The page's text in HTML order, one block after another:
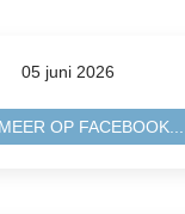
05 juni 2026
OP FACEBOOK...